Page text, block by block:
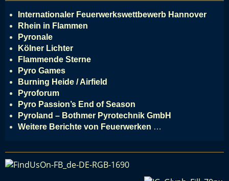
Internationaler Feuerwerkswettbewerb Hannover
Rhein in Flammen
Pyronale
Kölner Lichter
Flammende Sterne
Pyro Games
Burning Heide / Airfield
Pyroforum
Pyro Passion’s End of Season
Pyroland – Bothmer Pyrotechnik GmbH
Weitere Berichte von Feuerwerken …